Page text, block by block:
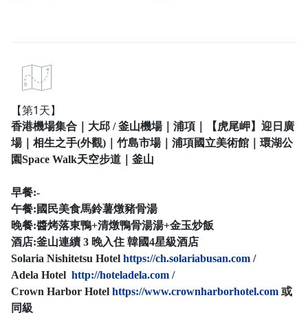
【第1天】
香港機場集合｜大邱 / 釜山機場｜浦項｜【虎尾岬】迎日廣
場｜相生之手(外觀)
竹島市場｜浦項國立美術館｜環湖公
園Space Walk天空步道｜釜山
早餐:-
午餐:國民美食馬鈴薯燉豬骨湯
晚餐:醬烤落東鴨+清燉鴨骨湯湯+金玉炒飯
酒店:釜山連續 3 晚入住 韓國4星級酒店
Solaria Nishitetsu Hotel https://ch.solariabusan.com /
Adela Hotel http://hoteladela.com /
Crown Harbor Hotel https://www.crownharborhotel.com 或
同級